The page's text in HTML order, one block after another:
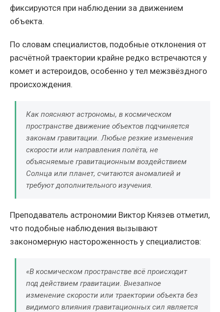
фиксируются при наблюдении за движением
объекта.
По словам специалистов, подобные отклонения от
расчётной траектории крайне редко встречаются у
комет и астероидов, особенно у тел межзвёздного
происхождения.
Как поясняют астрономы, в космическом
пространстве движение объектов подчиняется
законам гравитации. Любые резкие изменения
скорости или направления полёта, не
объясняемые гравитационным воздействием
Солнца или планет, считаются аномалией и
требуют дополнительного изучения.
Преподаватель астрономии Виктор Князев отметил,
что подобные наблюдения вызывают
закономерную настороженность у специалистов:
«В космическом пространстве всё происходит
под действием гравитации. Внезапное
изменение скорости или траектории объекта без
видимого влияния гравитационных сил является